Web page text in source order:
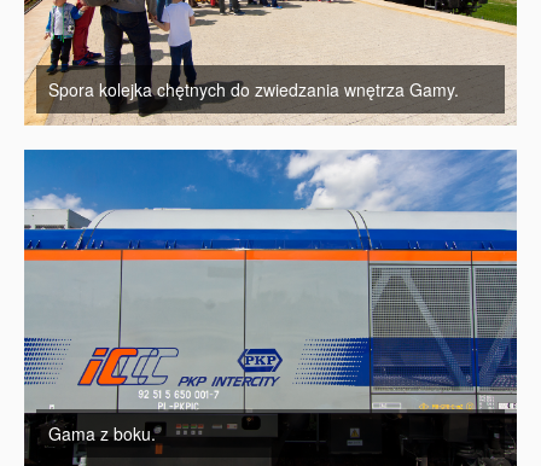
Spora kolejka chętnych do zwiedzania wnętrza Gamy.
Gama z boku.